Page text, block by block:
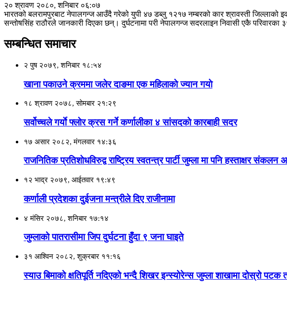
२० श्रावण २०८०, शनिबार ०६:०७
भारतको बलरामपुरबाट नेपालगन्ज आउँदै गरेको युपी ४७ डब्लु १२१७ नम्बरको कार श्रावस्ती जिल्लाको
सन्तोषसिंह राठौरले जानकारी दिएका छन्। दुर्घटनामा परी नेपालगन्ज सदरलाइन निवासी एकै परिवारका
सम्बन्धित समाचार
२ पुष २०७९, शनिबार १८:५४
खाना पकाउने क्रममा जलेर दाङमा एक महिलाकाे ज्यान गयाे
१८ श्रावण २०७८, सोमबार २१:२९
सर्वोच्चले गर्याे फ्लोर क्रस गर्ने कर्णालीका ४ सांसदकाे कारबाही सदर
१७ असार २०८२, मंगलवार १४:३६
राजनितिक प्रतिशाेधविरुद्व राष्ट्रिय स्वतन्त्र पार्टी जुम्ला मा पनि हस्ताक्षर
१२ भाद्र २०७९, आईतवार १९:४९
कर्णाली प्रदेशका दुईजना मन्त्रीले दिए राजीनामा
४ मंसिर २०७८, शनिबार १७:१४
जुम्लाको पातरासीमा जिप दुर्घटना हुँदा ९ जना घाइते
३१ आश्विन २०८२, शुक्रबार ११:१६
स्याउ बिमाको क्षतिपूर्ति नदिएको भन्दै शिखर इन्स्योरेन्स जुम्ला शाखामा दोस्रो पटक